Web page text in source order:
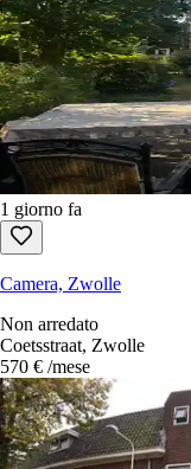
1 giorno fa
Camera, Zwolle
Non arredato
Coetsstraat, Zwolle
570 € /mese